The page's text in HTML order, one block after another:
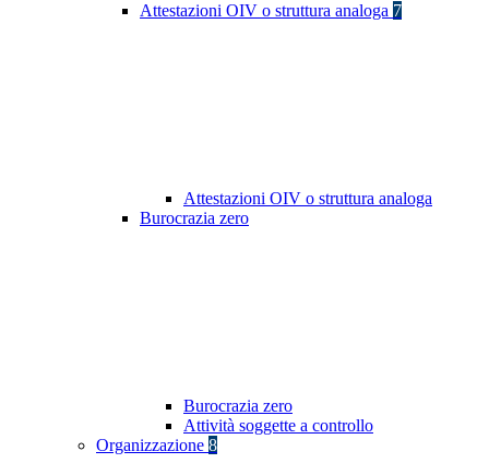
Attestazioni OIV o struttura analoga 7
Attestazioni OIV o struttura analoga
Burocrazia zero
Burocrazia zero
Attività soggette a controllo
Organizzazione 8